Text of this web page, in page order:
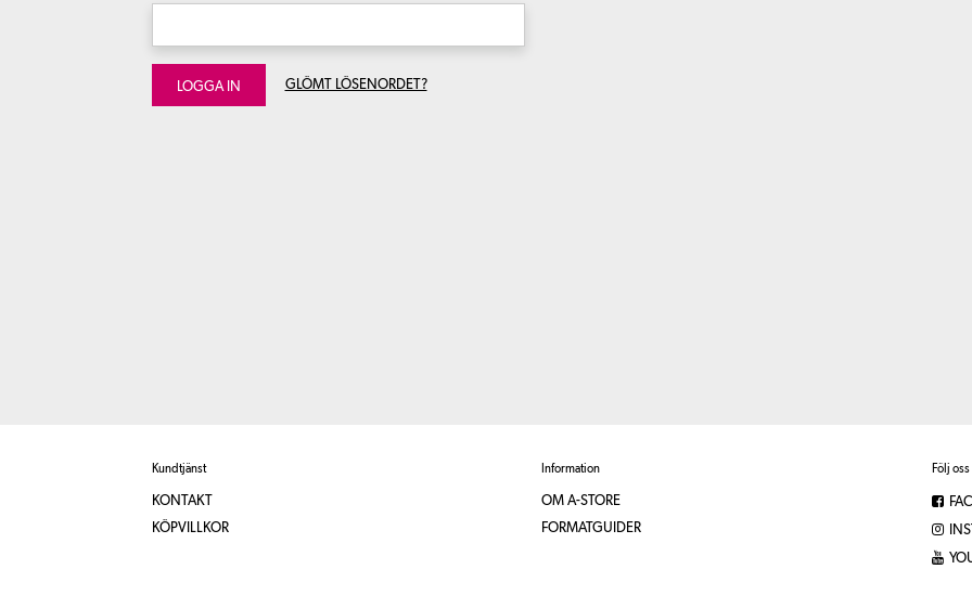
LOGGA IN GLÖMT LÖSENORDET?
Kundtjänst
KONTAKT
KÖPVILLKOR
Information
OM A-STORE
FORMATGUIDER
Följ oss